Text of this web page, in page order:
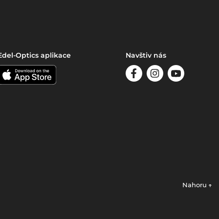
Optics aplikace Navštiv nás
Nahoru